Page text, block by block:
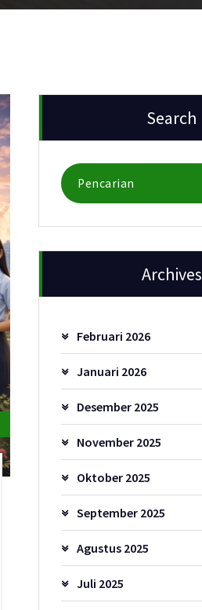
Search
Pencarian
untuk:
Archives
Februari 2026
Januari 2026
Desember 2025
November 2025
Oktober 2025
September 2025
Agustus 2025
Juli 2025